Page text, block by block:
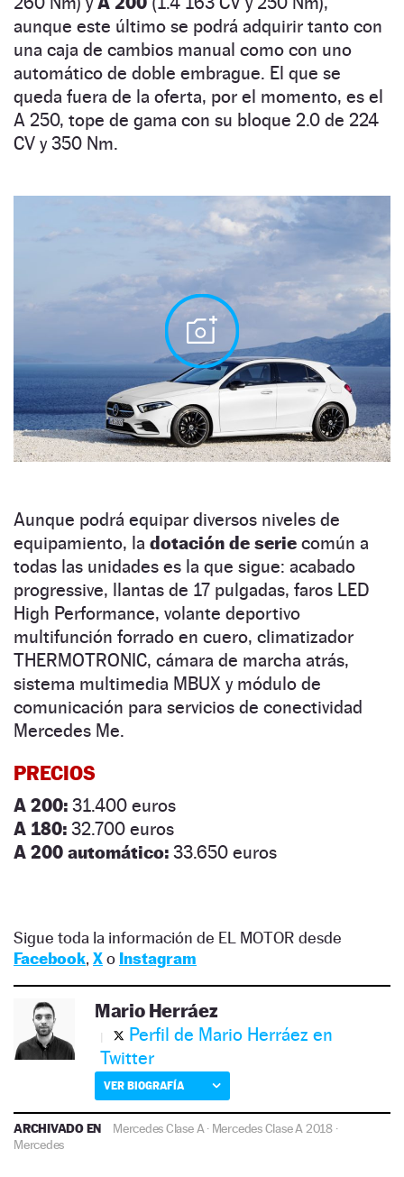
aunque este último se podrá adquirir tanto con
una caja de cambios manual como con uno
automático de doble embrague. El que se
queda fuera de la oferta, por el momento, es el
A 250, tope de gama con su bloque 2.0 de 224
CV y 350 Nm.
Aunque podrá equipar diversos niveles de
equipamiento, la dotación de serie común a
todas las unidades es la que sigue: acabado
progressive, llantas de 17 pulgadas, faros LED
High Performance, volante deportivo
multifunción forrado en cuero, climatizador
THERMOTRONIC, cámara de marcha atrás,
sistema multimedia MBUX y módulo de
comunicación para servicios de conectividad
Mercedes Me.
PRECIOS
A 200: 31.400 euros
A 180: 32.700 euros
A 200 automático: 33.650 euros
Sigue toda la información de EL MOTOR desde
Facebook, Xo Instagram
Mario Herráez
Perfil de Mario Herráez en
Twitter
VER BIOGRAFÍA
ARCHIVADO EN Mercedes Clase A · Mercedes Clase A 2018·
Mercedes